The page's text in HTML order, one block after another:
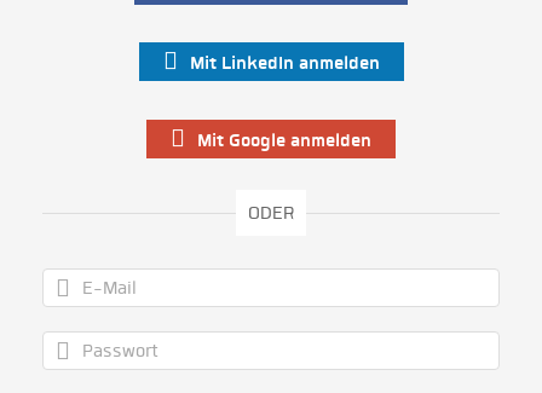
Mit LinkedIn anmelden
Mit Google anmelden
ODER